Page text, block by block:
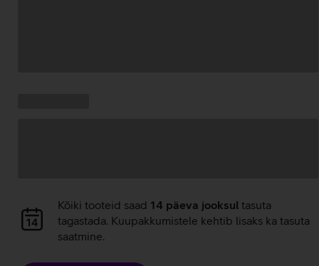
Andmete
laadimine
Kõiki tooteid saad 14 päeva jooksul tasuta
tagastada. Kuupakkumistele kehtib lisaks ka tasuta
saatmine.